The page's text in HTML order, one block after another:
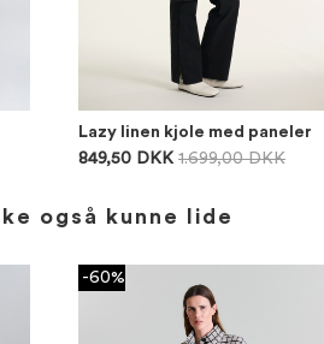
Lazy linen kjole med paneler
849,50 DKK 1.699,00 DKK
også kunne lide
-60%